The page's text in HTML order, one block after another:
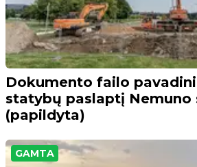
Dokumento failo
statybų paslaptį Nemuno
(papildyta)
GAMTA